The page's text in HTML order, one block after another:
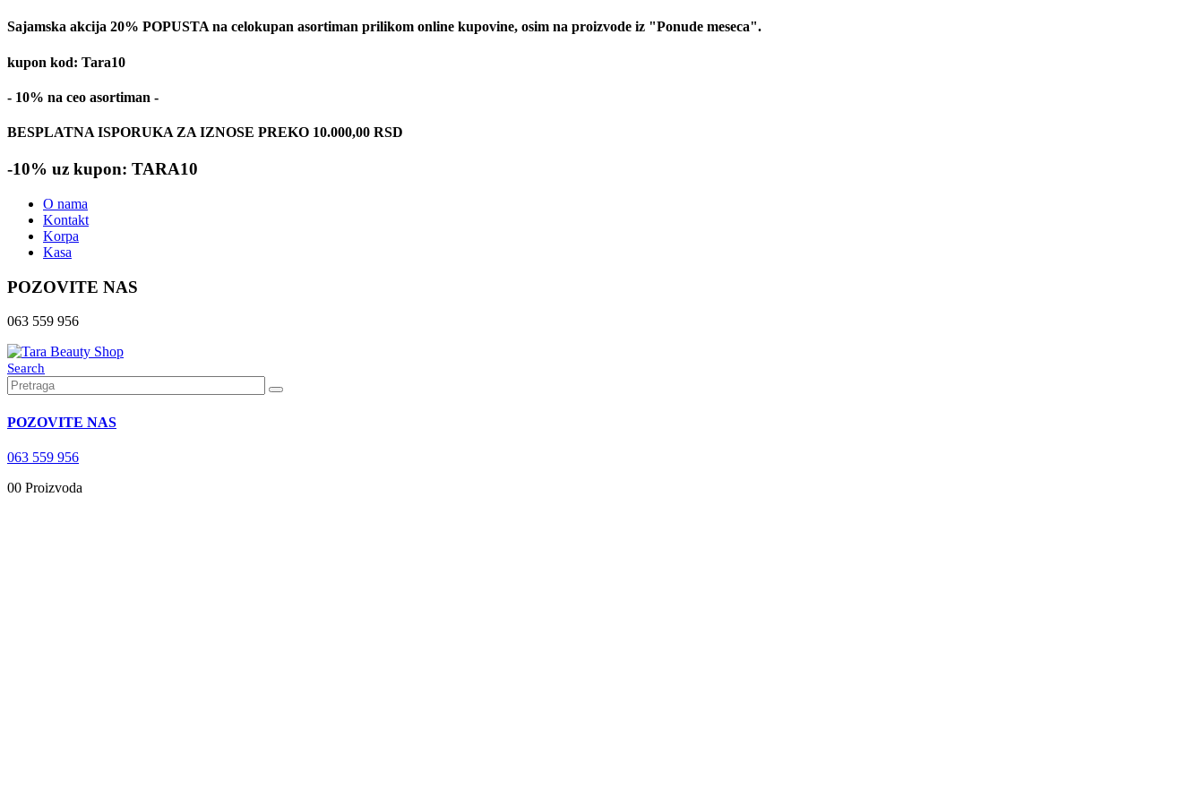
Sajamska akcija 20% POPUSTA na celokupan asortiman prilikom online kupovine, osim na proizvode iz "Ponude meseca".
kupon kod: Tara10
- 10% na ceo asortiman -
BESPLATNA ISPORUKA ZA IZNOSE PREKO 10.000,00 RSD
-10% uz kupon: TARA10
O nama
Kontakt
Korpa
Kasa
POZOVITE NAS
063 559 956
Search
POZOVITE NAS
063 559 956
00 Proizvoda